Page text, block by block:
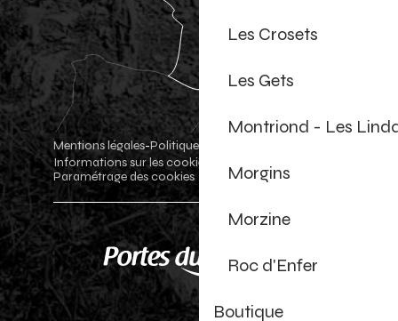
Les Crosets
Les Gets
Montriond - Les
Morgins
Morzine
Roc d'Enfer
Boutique
Mentions légales-Politique de confidentialité
Informations sur les cookies
Paramétrage des cookies